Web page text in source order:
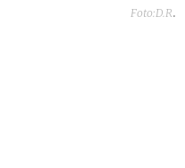
Foto:D.R.